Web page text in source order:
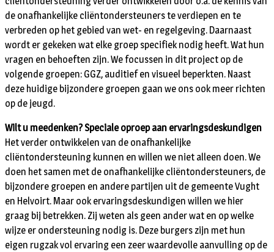
de onafhankelijke cliëntondersteuners te verdiepen en te
verbreden op het gebied van wet- en regelgeving. Daarnaast
wordt er gekeken wat elke groep specifiek nodig heeft. Wat hun
vragen en behoeften zijn. We focussen in dit project op de
volgende groepen: GGZ, auditief en visueel beperkten. Naast
deze huidige bijzondere groepen gaan we ons ook meer richten
op de jeugd.
Wilt u meedenken? Speciale oproep aan ervaringsdeskundigen
Het verder ontwikkelen van de onafhankelijke
cliëntondersteuning kunnen en willen we niet alleen doen. We
doen het samen met de onafhankelijke cliëntondersteuners, de
bijzondere groepen en andere partijen uit de gemeente Vught
en Helvoirt. Maar ook ervaringsdeskundigen willen we hier
graag bij betrekken. Zij weten als geen ander wat en op welke
wijze er ondersteuning nodig is. Deze burgers zijn met hun
eigen rugzak vol ervaring een zeer waardevolle aanvulling op de